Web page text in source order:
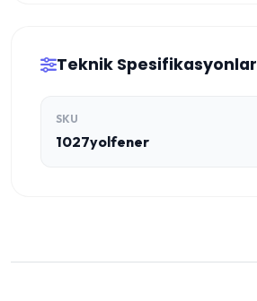
Teknik Spesifikasyonlar
SKU
1027yolfener